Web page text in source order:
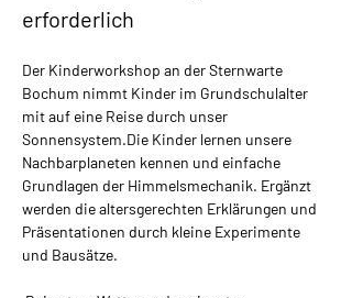
erforderlich
Der Kinderworkshop an der Sternwarte
Bochum nimmt Kinder im Grundschulalter
mit auf eine Reise durch unser
Sonnensystem.​Die Kinder lernen unsere
Nachbarplaneten kennen und einfache
Grundlagen der Himmelsmechanik. Ergänzt
werden die altersgerechten Erklärungen und
Präsentationen durch kleine Experimente
und Bausätze.